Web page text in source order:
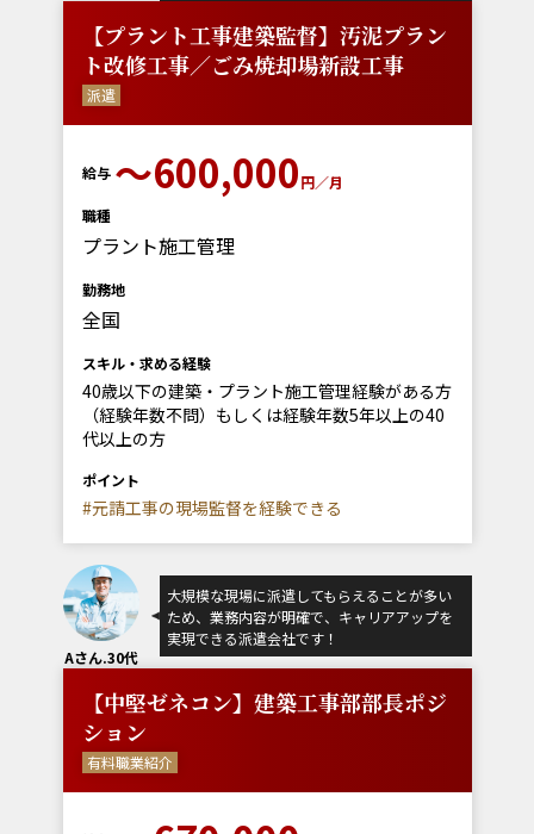
【プラント工事建築監督】汚泥プラン
ト改修工事／ごみ焼却場新設工事
派遣
給与 ～600,000円／月
職種
プラント施工管理
勤務地
全国
スキル・求める経験
40歳以下の建築・プラント施工管理経験がある方
（経験年数不問）もしくは経験年数5年以上の40
代以上の方
ポイント
#元請工事の現場監督を経験できる
Aさん.30代
大規模な現場に派遣してもらえることが多い
ため、業務内容が明確で、キャリアアップを
実現できる派遣会社です！
【中堅ゼネコン】建築工事部部長ポジ
ション
有料職業紹介